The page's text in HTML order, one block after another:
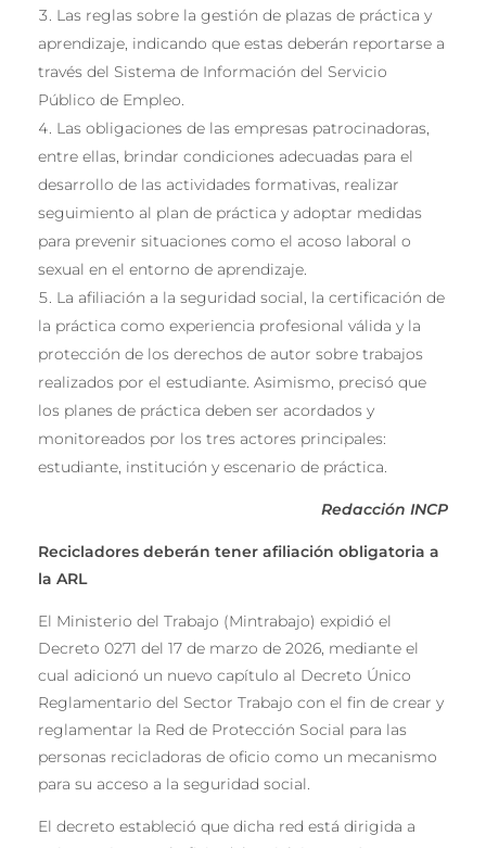
Las reglas sobre la gestión de plazas de práctica y
aprendizaje, indicando que estas deberán reportarse a
través del Sistema de Información del Servicio
Público de Empleo.
Las obligaciones de las empresas patrocinadoras,
entre ellas, brindar condiciones adecuadas para el
desarrollo de las actividades formativas, realizar
seguimiento al plan de práctica y adoptar medidas
para prevenir situaciones como el acoso laboral o
sexual en el entorno de aprendizaje.
La afiliación a la seguridad social, la certificación de
la práctica como experiencia profesional válida y la
protección de los derechos de autor sobre trabajos
realizados por el estudiante. Asimismo, precisó que
los planes de práctica deben ser acordados y
monitoreados por los tres actores principales:
estudiante, institución y escenario de práctica.
Redacción INCP
Recicladores deberán tener afiliación obligatoria a
la ARL
El Ministerio del Trabajo (Mintrabajo) expidió el
Decreto 0271 del 17 de marzo de 2026, mediante el
cual adicionó un nuevo capítulo al Decreto Único
Reglamentario del Sector Trabajo con el fin de crear y
reglamentar la Red de Protección Social para las
personas recicladoras de oficio como un mecanismo
para su acceso a la seguridad social.
El decreto estableció que dicha red está dirigida a